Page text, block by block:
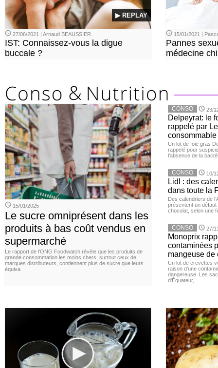
▶ REPLAY
27/06/2021 | Arnaud BEAUSSIER
IST: Connaissez-vous la digue
buccale ?
15/01/2021 |
Pannes
médecine
15/01/2025
Le sucre omniprésent dans les
produits à bas coût vendus en
supermarché
Le rapport de l'ONG Foodwatch révèle que les produits de
grande consommation les moins chers, surtout ceux de
marques distributeurs, contiennent plus de sucre que leurs
équiva
CONSO 23/
Delpeyrat: le
rappelé par
consommable
Un lot de foie gras
rappelé pour
l'absence de la
CONSO 10/
Lidl : des
dans toute la
Des calendriers de
présentent un défaut
chocolat, selon une
CONSO 27/
Monoprix
contaminées
mangeuse de
Un lot de crevettes
raison d'une
dangereuse. Les
d'Équateur,